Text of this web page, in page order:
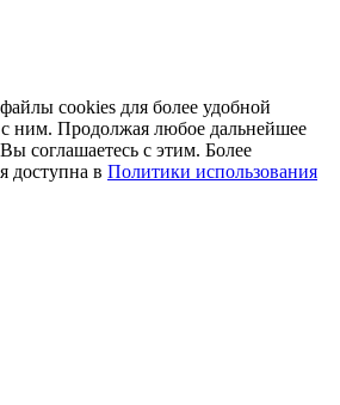
cookies для более удобной
с ним. Продолжая любое дальнейшее
соглашаетесь с этим. Более
доступна в Политики использования